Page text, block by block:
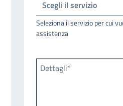
Seleziona il servizio per cui
assistenza
Dettagli*